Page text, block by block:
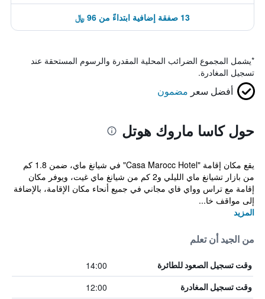
13 صفقة إضافية ابتداءً من 96 ﷼
*يشمل المجموع الضرائب المحلية المقدرة والرسوم المستحقة عند
تسجيل المغادرة.
أفضل سعر مضمون
حول كاسا ماروك هوتل
يقع مكان إقامة "Casa Marocc Hotel" في شيانغ ماي، ضمن 1.8 كم
من بازار تشيانغ ماي الليلي و2 كم من شيانغ ماي غيت، ويوفر مكان
إقامة مع تراس وواي فاي مجاني في جميع أنحاء مكان الإقامة، بالإضافة
إلى مواقف خا...
المزيد
من الجيد أن تعلم
وقت تسجيل الصعود للطائرة 14:00
وقت تسجيل المغادرة 12:00